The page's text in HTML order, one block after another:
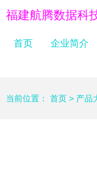
福建航腾数据科
首页 企业简介
当前位置： 首页 > 产品